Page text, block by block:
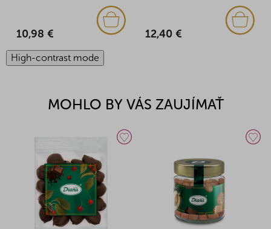
10,98 € 12,40 €
High-contrast mode
MOHLO BY VÁS ZAUJÍMAŤ